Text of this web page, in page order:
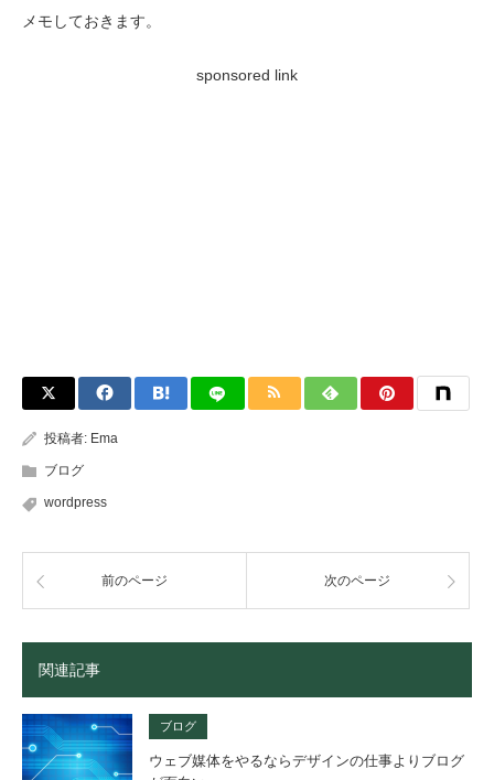
メモしておきます。
sponsored link
投稿者: Ema
ブログ
wordpress
前のページ 次のページ
関連記事
ブログ
ウェブ媒体をやるならデザインの仕事よりブログ